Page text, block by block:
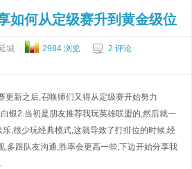
如何从定级赛升到黄金级位
城 2984 浏览
2 评论
更新之后,召唤师们又得从定级赛开始努力
银2.当初是朋友推荐我玩英雄联盟的,然后就一
,很少玩经典模式,这就导致了打排位的时候,经
,多跟队友沟通,胜率会更高一些,下边开始分享我